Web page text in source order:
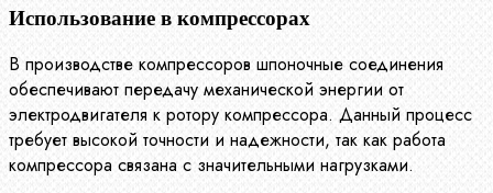
Использование в компрессорах
В производстве компрессоров шпоночные соединения
обеспечивают передачу механической энергии от
электродвигателя к ротору компрессора. Данный процесс
требует высокой точности и надежности, так как работа
компрессора связана с значительными нагрузками.